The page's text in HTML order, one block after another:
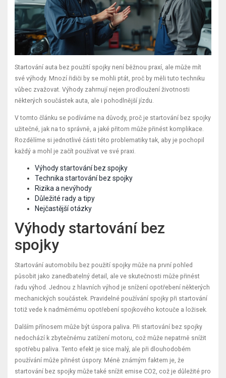
Startování auta bez použití spojky není běžnou praxí, ale může mít
své výhody. Mnozí řidiči by se mohli ptát, proč by měli tuto techniku
vůbec zvažovat. Výhody zahrnují nejen prodloužení životnosti
některých součástek auta, ale i pohodlnější jízdu.
V tomto článku se podíváme na důvody, proč je startování bez spojky
užitečné, jak na to správně, a jaké přitom může přinést komplikace.
Rozdělíme si jednotlivé části této problematiky tak, aby je pochopil
každý a mohl je začít používat ve své praxi.
Výhody startování bez spojky
Technika startování bez spojky
Rizika a nevýhody
Důležité rady a tipy
Nejčastější otázky
Výhody startování bez
spojky
Startování automobilu bez použití spojky může na první pohled
působit jako zanedbatelný detail, ale ve skutečnosti může přinést
řadu výhod. Jednou z hlavních výhod je snížení opotřebení některých
mechanických součástek. Pravidelné používání spojky při startování
totiž vede k nadměrnému opotřebení spojkového kotouče a ložisek.
Dalším přínosem může být úspora paliva. Při startování bez spojky
nedochází k zbytečnému zatížení motoru, což může nepatrně snížit
spotřebu paliva. Tento efekt je sice malý, ale při dlouhodobém
používání může přinést úspory. Méně známým faktem je, že
startování bez spojky může také snížit emise CO2, což je důležité pro